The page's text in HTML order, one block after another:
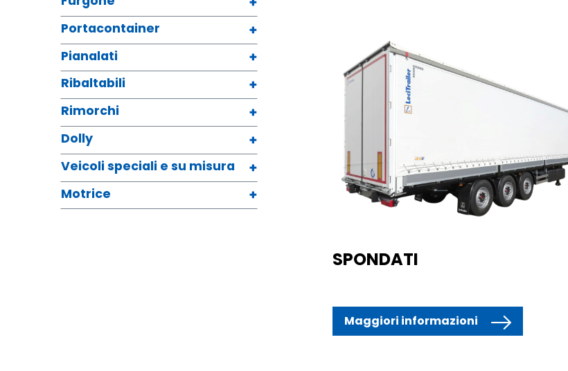
Portacontainer
Pianalati
Ribaltabili
Rimorchi
Dolly
Veicoli speciali e su misura
Motrice
SPONDATI
Maggiori informazioni